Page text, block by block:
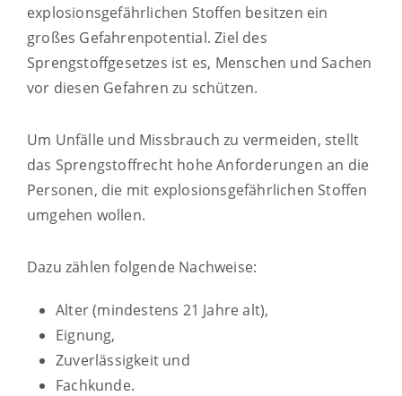
explosionsgefährlichen Stoffen besitzen ein
großes Gefahrenpotential. Ziel des
Sprengstoffgesetzes ist es, Menschen und Sachen
vor diesen Gefahren zu schützen.
Um Unfälle und Missbrauch zu vermeiden, stellt
das Sprengstoffrecht hohe Anforderungen an die
Personen, die mit explosionsgefährlichen Stoffen
umgehen wollen.
Dazu zählen folgende Nachweise:
Alter (mindestens 21 Jahre alt),
Eignung,
Zuverlässigkeit und
Fachkunde.